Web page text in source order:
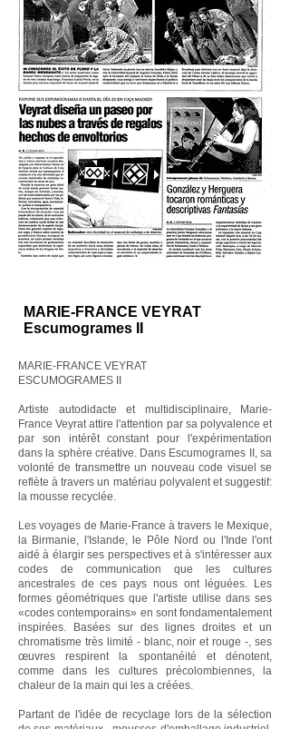
MARIE-FRANCE VEYRAT
Escumogrames II
MARIE-FRANCE VEYRAT
ESCUMOGRAMES II
Artiste autodidacte et multidisciplinaire, Marie-
France Veyrat attire l'attention par sa polyvalence et
par son intérêt constant pour l'expérimentation
dans la sphère créative. Dans Escumogrames II, sa
volonté de transmettre un nouveau code visuel se
reflète à travers un matériau polyvalent et suggestif:
la mousse recyclée.
Les voyages de Marie-France à travers le Mexique,
la Birmanie, l'Islande, le Pôle Nord ou l'Inde l'ont
aidé à élargir ses perspectives et à s'intéresser aux
codes de communication que les cultures
ancestrales de ces pays nous ont léguées. Les
formes géométriques que l'artiste utilise dans ses
«codes contemporains» en sont fondamentalement
inspirées. Basées sur des lignes droites et un
chromatisme très limité - blanc, noir et rouge -, ses
œuvres respirent la spontanéité et dénotent,
comme dans les cultures précolombiennes, la
chaleur de la main qui les a créées.
Partant de l'idée de recyclage lors de la sélection